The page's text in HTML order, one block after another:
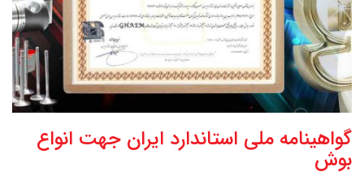
گواهینامه ملی استاندارد ایران جهت انواع
بوش